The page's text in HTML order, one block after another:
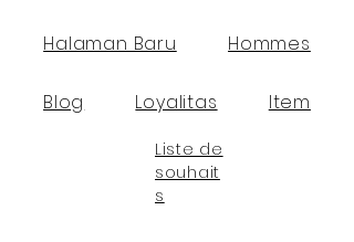
Halaman Baru Hommes
Blog Loyalitas Item
Liste de
souhait
s